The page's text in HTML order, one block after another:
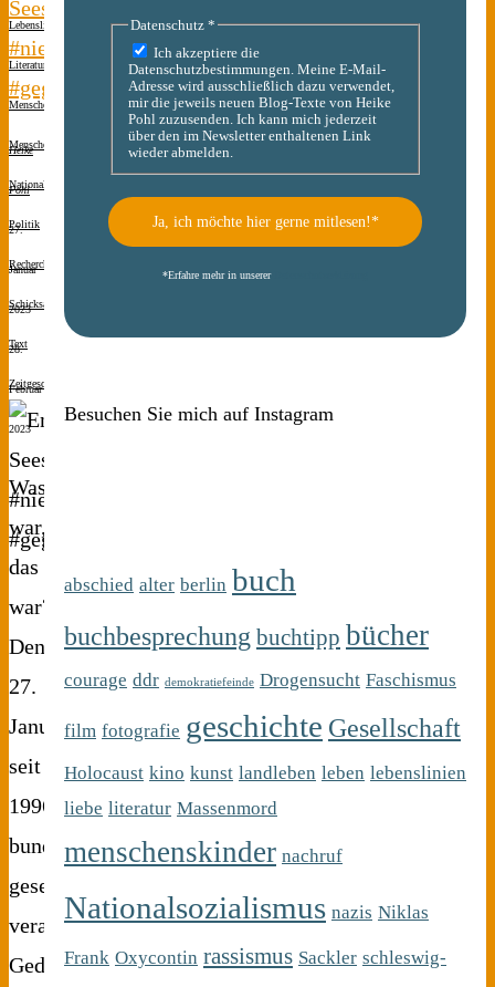
Lebenslinien
Literatur
Menschen(s)kinder
Menschen(s)kinder
Nationalsozialismus
Politik
Recherche
Schicksale
Text
Zeitgeschichte
Seeshaupt
#niewieder
#gegendasvergessen
Heike
Pohl
27.
Januar
2023
28.
Februar
2023
Was
war,
das
war?
Den
27.
Januar,
seit
1996
bundesweit
gesetzlich
verankerter
Gedenktag
Datenschutz *
Ich akzeptiere die
Datenschutzbestimmungen. Meine E-Mail-
Adresse wird ausschließlich dazu verwendet,
mir die jeweils neuen Blog-Texte von Heike
Pohl zuzusenden. Ich kann mich jederzeit
über den im Newsletter enthaltenen Link
wieder abmelden.
*Erfahre mehr in unserer
Besuchen Sie mich auf Instagram
abschied alter berlin buch
buchbesprechung buchtipp bücher
courage ddr demokratiefeinde Drogensucht Faschismus
film fotografie geschichte Gesellschaft
Holocaust kino kunst landleben leben lebenslinien
liebe literatur Massenmord
menschenskinder nachruf
Nationalsozialismus nazis Niklas
Frank Oxycontin rassismus Sackler schleswig-